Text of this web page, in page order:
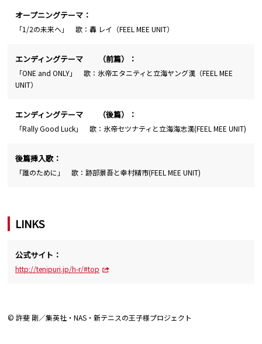
オープニングテーマ：
「1/2の未来へ」 歌：轟 レイ（FEEL MEE UNIT）
エンディングテーマ （前篇）：
「ONE and ONLY」 歌：氷帝エタニティと立海ヤング漢（FEEL MEE
UNIT）
エンディングテーマ （後篇）：
「Rally Good Luck」 歌：氷帝セツナティと立海海志漢(FEEL MEE UNIT)
後篇挿入歌：
「誰のために」 歌：跡部景吾と幸村精市(FEEL MEE UNIT)
LINKS
公式サイト：
http://tenipuri.jp/h-r/#top
© 許斐 剛／集英社・NAS・新テニスの王子様プロジェクト